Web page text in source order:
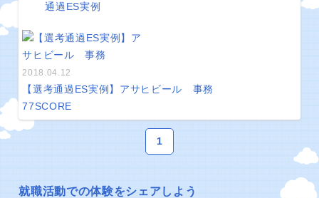
通過ES実例
2018.04.12
【選考通過ES実例】アサヒビール 事務
77SCORE
1
就職活動での体験をシェアしよう